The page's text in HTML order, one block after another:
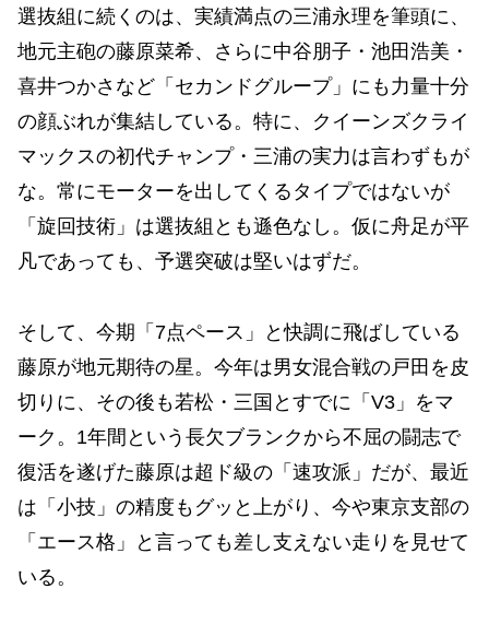
選抜組に続くのは、実績満点の三浦永理を筆頭に、
地元主砲の藤原菜希、さらに中谷朋子・池田浩美・
喜井つかさなど「セカンドグループ」にも力量十分
の顔ぶれが集結している。特に、クイーンズクライ
マックスの初代チャンプ・三浦の実力は言わずもが
な。常にモーターを出してくるタイプではないが
「旋回技術」は選抜組とも遜色なし。仮に舟足が平
凡であっても、予選突破は堅いはずだ。
そして、今期「7点ペース」と快調に飛ばしている
藤原が地元期待の星。今年は男女混合戦の戸田を皮
切りに、その後も若松・三国とすでに「V3」をマ
ーク。1年間という長欠ブランクから不屈の闘志で
復活を遂げた藤原は超ド級の「速攻派」だが、最近
は「小技」の精度もグッと上がり、今や東京支部の
「エース格」と言っても差し支えない走りを見せて
いる。